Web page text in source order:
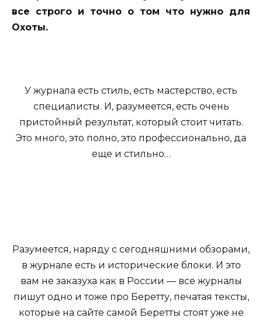
все строго и точно о том что нужно для
Охоты.
У журнала есть стиль, есть мастерство, есть
специалисты. И, разумеется, есть очень
пристойный результат, который стоит читать.
Это много, это полно, это профессионально, да
еще и стильно…
Разумеется, наряду с сегодняшними обзорами,
в журнале есть и исторические блоки. И это
вам не заказуха как в России — все журналы
пишут одно и тоже про Беретту, печатая тексты,
которые на сайте самой Беретты стоят уже не